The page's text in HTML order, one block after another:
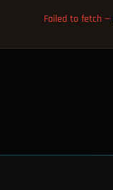
Failed to fetch —